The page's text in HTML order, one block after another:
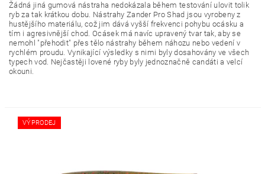
Žádná jiná gumová nástraha nedokázala během testování ulovit tolik
ryb za tak krátkou dobu. Nástrahy Zander Pro Shad jsou vyrobeny z
hustějšího materiálu, což jim dává vyšší frekvenci pohybu ocásku a
tím i agresivnější chod. Ocásek má navíc upravený tvar tak, aby se
nemohl "přehodit" přes tělo nástrahy během náhozu nebo vedení v
rychlém proudu. Vynikající výsledky s nimi byly dosahovány ve všech
typech vod. Nejčastěji lovené ryby byly jednoznačně candáti a velcí
okouni.
VÝPRODEJ